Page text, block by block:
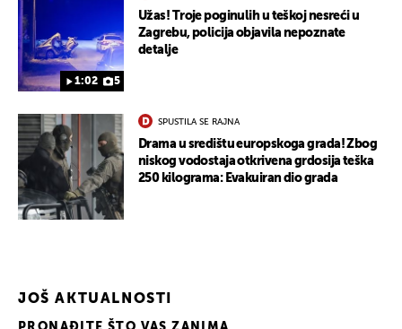
1:02 5
Užas! Troje poginulih u teškoj nesreći u
Zagrebu, policija objavila nepoznate
detalje
SPUSTILA SE RAJNA
Drama u središtu europskoga grada! Zbog
niskog vodostaja otkrivena grdosija teška
250 kilograma: Evakuiran dio grada
JOŠ AKTUALNOSTI